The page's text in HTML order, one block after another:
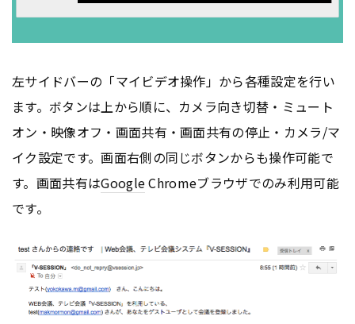
左サイドバーの「マイビデオ操作」から各種設定を行い
ます。ボタンは上から順に、カメラ向き切替・ミュート
オン・映像オフ・画面共有・画面共有の停止・カメラ/マ
イク設定です。画面右側の同じボタンからも操作可能で
す。画面共有はGoogleChromeブラウザでのみ利用可能
です。